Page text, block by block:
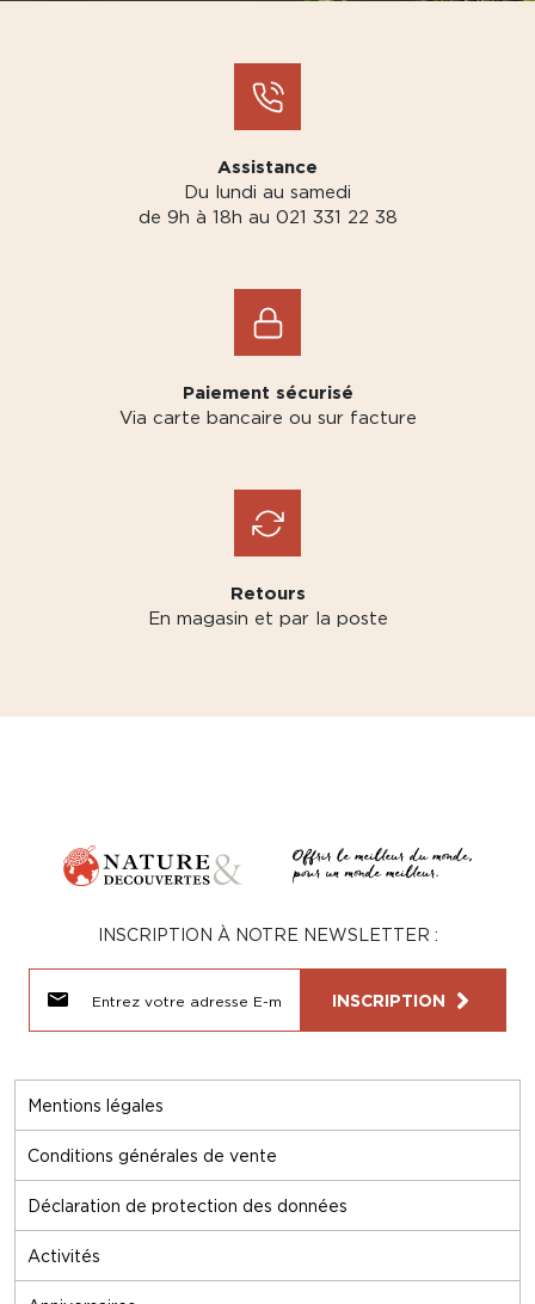
Assistance
Du lundi au samedi
de 9h à 18h au 021 331 22 38
Paiement sécurisé
Via carte bancaire ou sur facture
Retours
En magasin et par la poste
Mentions légales
Conditions générales de vente
Déclaration de protection des données
Activités
INSCRIPTION À NOTRE NEWSLETTER :
INSCRIPTION